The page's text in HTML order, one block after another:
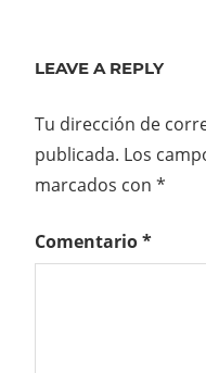
entradas
LEAVE A REPLY
Tu dirección de
publicada. Los
marcados con *
Comentario*